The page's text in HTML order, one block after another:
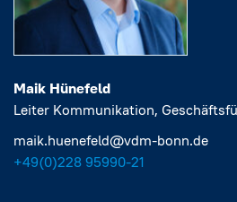
Maik Hünefeld
Leiter Kommunikation,
maik.huenefeld@vdm-bonn.de
+49(0)228 95990-21‬